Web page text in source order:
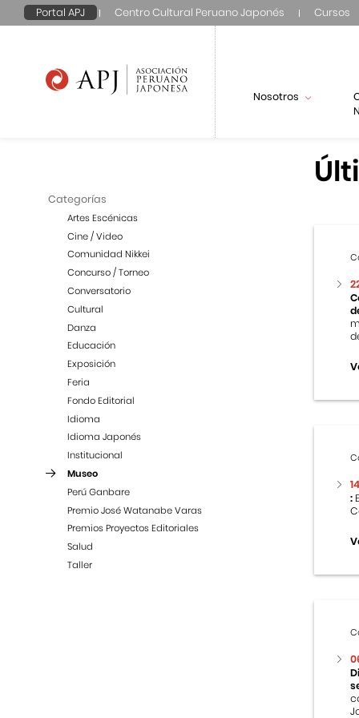
Portal APJ Centro Cultural Peruano Japonés Cursos
Nosotros
Categorías
Artes Escénicas
Cine / Video
Comunidad Nikkei
Concurso / Torneo
Conversatorio
Cultural
Danza
Educación
Exposición
Feria
Fondo Editorial
Idioma
Idioma Japonés
Institucional
Museo
Perú Ganbare
Premio José Watanabe Varas
Premios Proyectos Editoriales
Salud
Taller
: